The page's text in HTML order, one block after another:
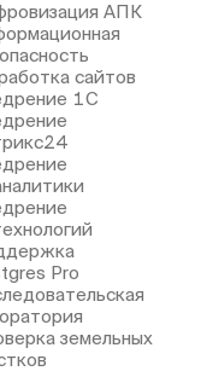
АПК
сайтов
1С
Pro
земельных